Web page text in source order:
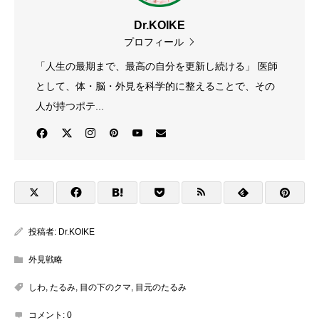
Dr.KOIKE
プロフィール
「人生の最期まで、最高の自分を更新し続ける」 医師
として、体・脳・外見を科学的に整えることで、その
人が持つポテ...
投稿者: Dr.KOIKE
外見戦略
しわ, たるみ, 目の下のクマ, 目元のたるみ
コメント: 0